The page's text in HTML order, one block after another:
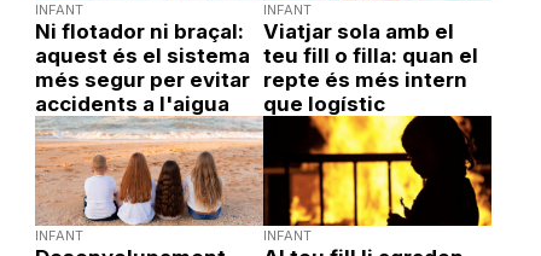
INFANT
Ni flotador ni braçal:
aquest és el sistema
més segur per evitar
accidents a l'aigua
INFANT
Viatjar sola amb el
teu fill o filla: quan el
repte és més intern
que logístic
INFANT INFANT